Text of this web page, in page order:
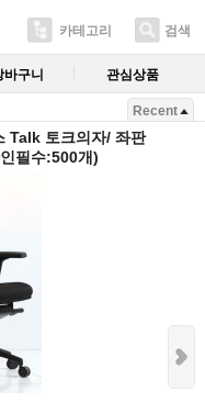
카테고리 검색
바구니 관심상품
Recent
Talk 토크의자/ 좌판
필수:500개)